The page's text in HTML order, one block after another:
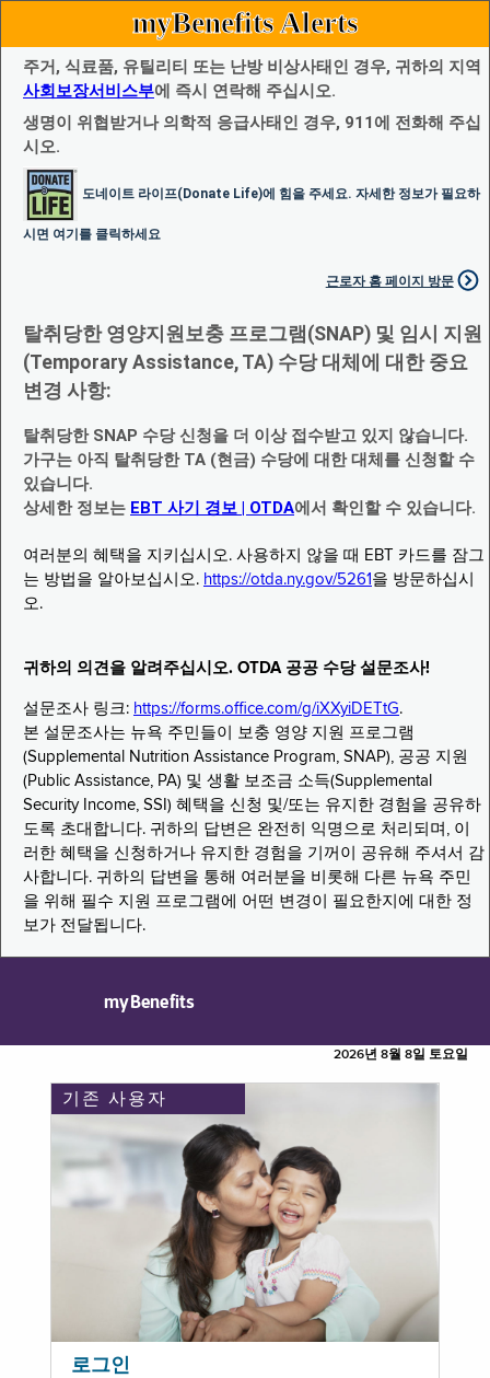
myBenefits Alerts
주거, 식료품, 유틸리티 또는 난방 비상사태인 경우, 귀하의 지역
사회보장서비스부에 즉시 연락해 주십시오.
생명이 위협받거나 의학적 응급사태인 경우, 911에 전화해 주십
시오.
도네이트 라이프(Donate Life)에 힘을 주세요. 자세한 정보가 필요하
시면 여기를 클릭하세요
근로자 홈 페이지 방문
탈취당한 영양지원보충 프로그램(SNAP) 및 임시 지원
(Temporary Assistance, TA) 수당 대체에 대한 중요
변경 사항:
탈취당한 SNAP 수당 신청을 더 이상 접수받고 있지 않습니다.
가구는 아직 탈취당한 TA (현금) 수당에 대한 대체를 신청할 수
있습니다.
상세한 정보는 EBT 사기 경보 | OTDA에서 확인할 수 있습니다.
여러분의 혜택을 지키십시오. 사용하지 않을 때 EBT 카드를 잠그
는 방법을 알아보십시오. https://otda.ny.gov/5261 을 방문하십시
오.
귀하의 의견을 알려주십시오. OTDA 공공 수당 설문조사!
설문조사 링크: https://forms.office.com/g/iXXyiDETtG.
본 설문조사는 뉴욕 주민들이 보충 영양 지원 프로그램
(Supplemental Nutrition Assistance Program, SNAP), 공공 지원
(Public Assistance, PA) 및 생활 보조금 소득(Supplemental
Security Income, SSI) 혜택을 신청 및/또는 유지한 경험을 공유하
도록 초대합니다. 귀하의 답변은 완전히 익명으로 처리되며, 이
러한 혜택을 신청하거나 유지한 경험을 기꺼이 공유해 주셔서 감
사합니다. 귀하의 답변을 통해 여러분을 비롯해 다른 뉴욕 주민
을 위해 필수 지원 프로그램에 어떤 변경이 필요한지에 대한 정
보가 전달됩니다.
myBenefits
2026년 8월 8일 토요일
기존 사용자
로그인